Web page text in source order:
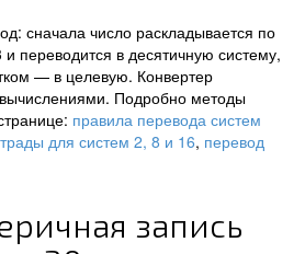
сначала число раскладывается по
переводится в десятичную систему,
— в целевую. Конвертер
Подробно методы
правила перевода систем
для систем 2, 8 и 16, перевод
запись